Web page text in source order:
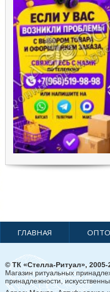
ГЛАВНАЯ
© ТК «Стелла-Ритуал», 2005-
Магазин ритуальных
принадлежности,